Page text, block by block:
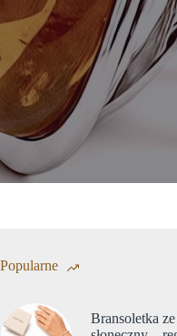
Popularne
Bransoletka